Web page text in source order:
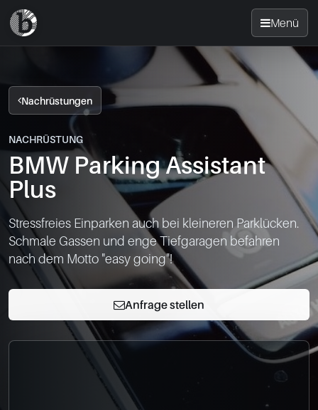
Menü
Nachrüsten
News
FAQ
Standorte
Kontakt
0049-861-900290
info@bimmer-manufaktur.de
Nachrüstungen
NACHRÜSTUNG
BMW Parking Assistant
Plus
Stressfreies Einparken auch bei kleineren Parklücken.
Schmale Gassen und enge Tiefgaragen befahren
nach dem Motto "easy going"!
Anfrage stellen